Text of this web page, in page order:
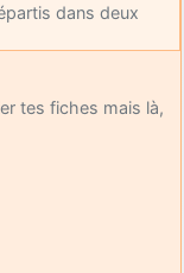
dans deux
tes fiches mais là,